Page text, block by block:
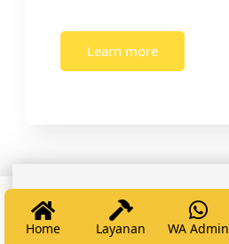
Learn more
Home Layanan WA Admin